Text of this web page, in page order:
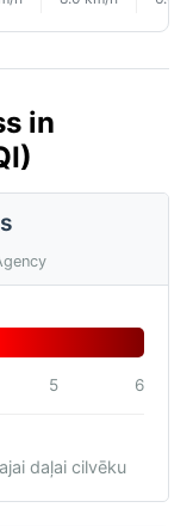
in
5 6
daļai cilvēku